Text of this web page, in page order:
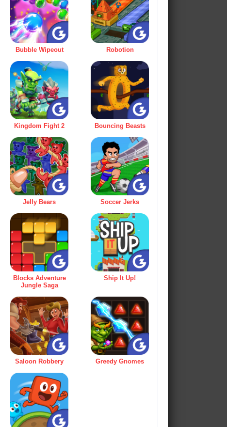
Bubble Wipeout Robotion
Kingdom Fight 2 Bouncing Beasts
Jelly Bears Soccer Jerks
Blocks Adventure
Jungle Saga
Ship It Up!
Saloon Robbery Greedy Gnomes